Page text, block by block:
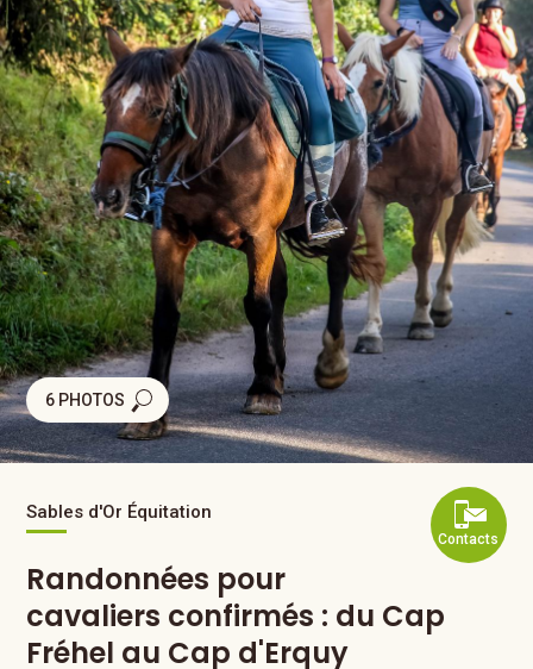
6 PHOTOS
Contacts
Sables d'Or Équitation
Randonnées pour
cavaliers confirmés : du Cap
Fréhel au Cap d'Erquy